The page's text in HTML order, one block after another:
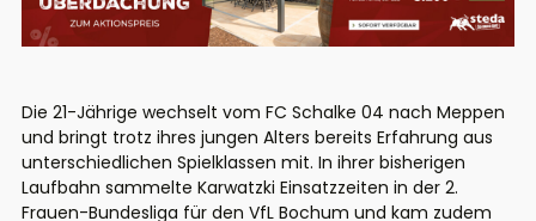
Die 21-Jährige wechselt vom FC Schalke 04 nach Meppen
und bringt trotz ihres jungen Alters bereits Erfahrung aus
unterschiedlichen Spielklassen mit. In ihrer bisherigen
Laufbahn sammelte Karwatzki Einsatzzeiten in der 2.
Frauen-Bundesliga für den VfL Bochum und kam zudem